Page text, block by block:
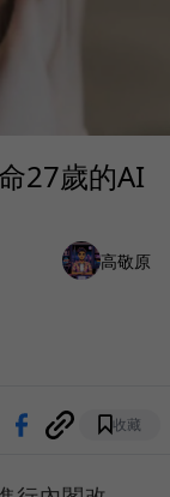
27歲的AI
高敬原
收藏